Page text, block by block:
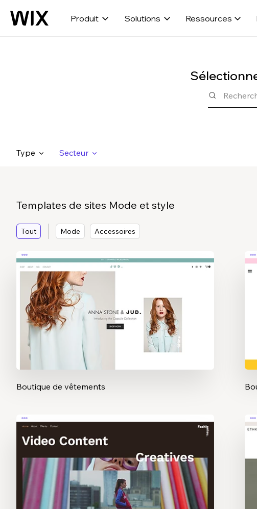
Produit Solutions Ressources
Type Secteur
Templates de sites Mode et style
Tout Mode Accessoires
Boutique de vêtements